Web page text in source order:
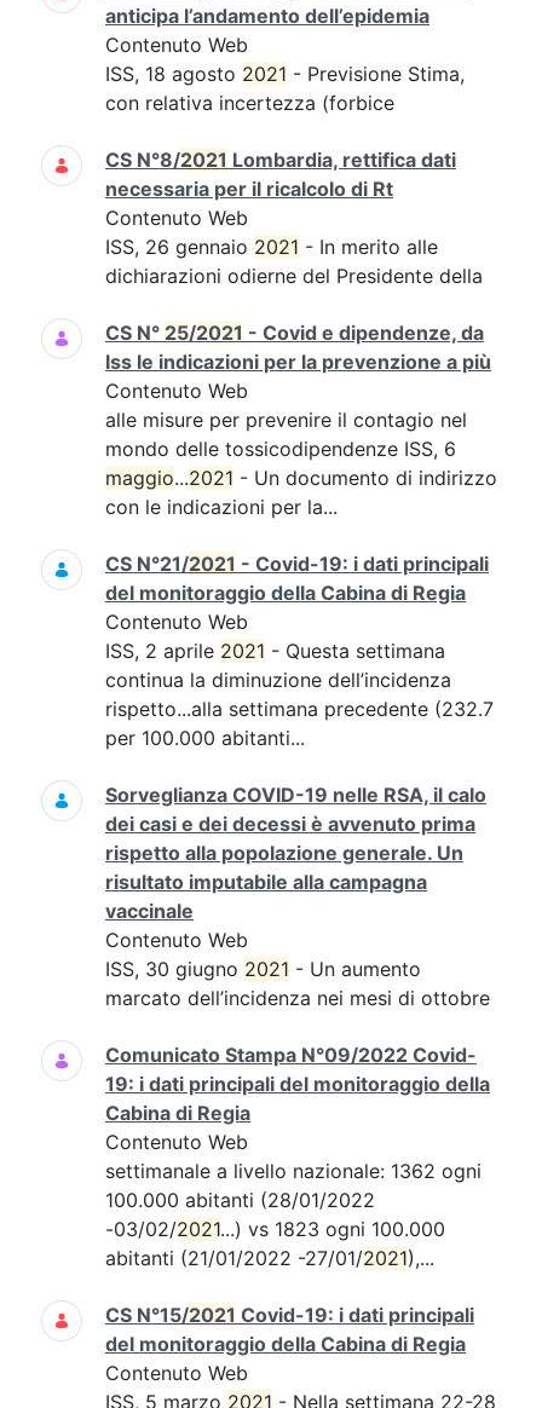
anticipa l’andamento dell’epidemia
Contenuto Web
ISS, 18 agosto 2021 - Previsione Stima,
con relativa incertezza (forbice
CS N°8/2021 Lombardia, rettifica dati
necessaria per il ricalcolo di Rt
Contenuto Web
ISS, 26 gennaio 2021 - In merito alle
dichiarazioni odierne del Presidente della
CS N° 25/2021 - Covid e dipendenze, da
Iss le indicazioni per la prevenzione a più
Contenuto Web
alle misure per prevenire il contagio nel
mondo delle tossicodipendenze ISS, 6
maggio...2021 - Un documento di indirizzo
con le indicazioni per la...
CS N°21/2021 - Covid-19: i dati principali
del monitoraggio della Cabina di Regia
Contenuto Web
ISS, 2 aprile 2021 - Questa settimana
continua la diminuzione dell’incidenza
rispetto...alla settimana precedente (232.7
per 100.000 abitanti...
Sorveglianza COVID-19 nelle RSA, il calo
dei casi e dei decessi è avvenuto prima
rispetto alla popolazione generale. Un
risultato imputabile alla campagna
vaccinale
Contenuto Web
ISS, 30 giugno 2021 - Un aumento
marcato dell’incidenza nei mesi di ottobre
Comunicato Stampa N°09/2022 Covid-
19: i dati principali del monitoraggio della
Cabina di Regia
Contenuto Web
settimanale a livello nazionale: 1362 ogni
100.000 abitanti (28/01/2022
-03/02/2021...) vs 1823 ogni 100.000
abitanti (21/01/2022 -27/01/2021),...
CS N°15/2021 Covid-19: i dati principali
del monitoraggio della Cabina di Regia
Contenuto Web
ISS, 5 marzo 2021 - Nella settimana 22-28